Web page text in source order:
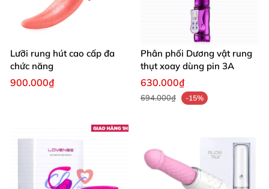
Lưỡi rung hút cao cấp đa
chức năng
900.000₫
Phân phối Dương vật rung
thụt xoay dùng pin 3A
630.000₫
694.000₫ -15%